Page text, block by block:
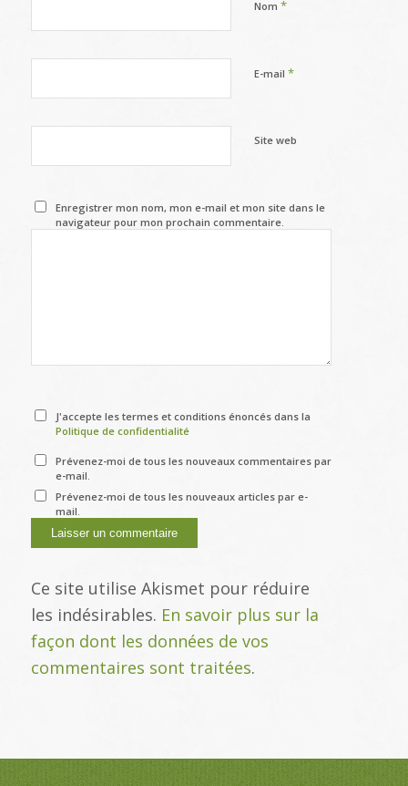
Nom *
E-mail *
Site web
Enregistrer mon nom, mon e-mail et mon site dans le
navigateur pour mon prochain commentaire.
J'accepte les termes et conditions énoncés dans la
Politique de confidentialité
Prévenez-moi de tous les nouveaux commentaires par
e-mail.
Prévenez-moi de tous les nouveaux articles par e-
mail.
Ce site utilise Akismet pour réduire
les indésirables. En savoir plus sur la
façon dont les données de vos
commentaires sont traitées.